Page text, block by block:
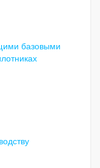
базовыми